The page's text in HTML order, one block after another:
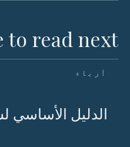
to read next.
أزياء
الدليل الأساسي